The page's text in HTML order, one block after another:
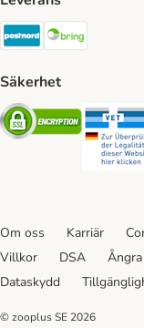
Postnord
Säkerhet
Security
Om oss Karriär
Villkor
DSA
Dataskydd
© zooplus SE 2026